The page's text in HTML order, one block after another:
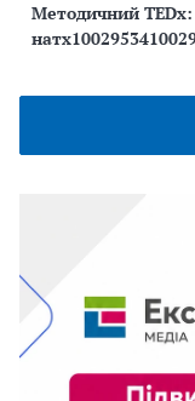
Методичний